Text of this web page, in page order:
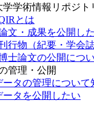
学学術情報リポジト
とは
文・成果を公開し
行物（紀要・学会
士論文の公開につ
管理・公開
ータの管理について
ータを公開したい